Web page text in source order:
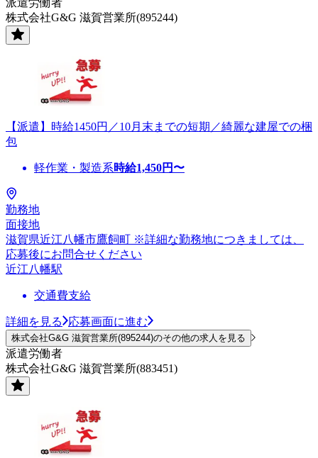
株式会社G&G 滋賀営業所(895244)
【派遣】時給1450円／10月末までの短期／綺麗な建屋での梱
包
軽作業・製造系時給1,450円〜
勤務地
面接地
滋賀県近江八幡市鷹飼町 ※詳細な勤務地につきましては、
応募後にお問合せください
近江八幡駅
交通費支給
詳細を見る 応募画面に進む
株式会社G&G 滋賀営業所(895244)のその他の求人を見る
派遣労働者
株式会社G&G 滋賀営業所(883451)